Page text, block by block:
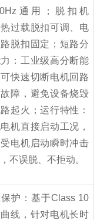
通用；脱扣机
过载脱扣可调、电
脱扣固定；短路分
：工业级高分断能
快速切断电机回路
障，避免设备烧毁
起火；运行特性：
机直接启动工况，
电机启动瞬时冲击
不误脱、不拒动。
护：基于Class 10
线，针对电机长时